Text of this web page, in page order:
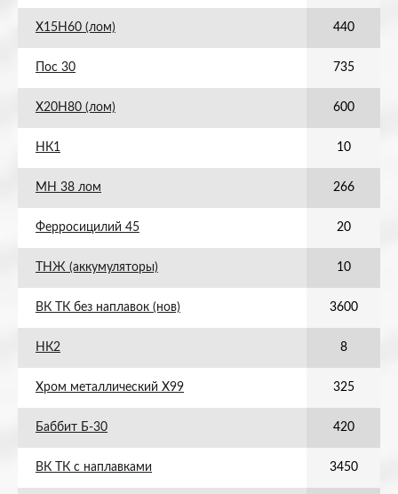
Х15Н60 (лом) 440
Пос 30 735
Х20Н80 (лом) 600
НК1 10
МН 38 лом 266
Ферросицилий 45 20
ТНЖ (аккумуляторы) 10
ВК ТК без наплавок (нов) 3600
НК2 8
Хром металлический Х99 325
Баббит Б-30 420
ВК ТК с наплавками 3450